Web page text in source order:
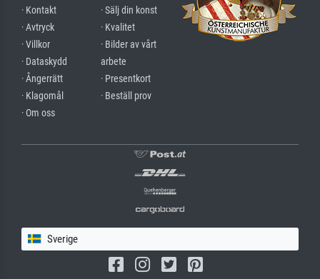
· Kontakt
· Avtryck
· Villkor
· Dataskydd
· Ångerrätt
· Klagomål
· Om oss
· Sälj din konst
· Kvalitet
· Bilder av vårt
arbete
· Presentkort
· Beställ prov
Sverige